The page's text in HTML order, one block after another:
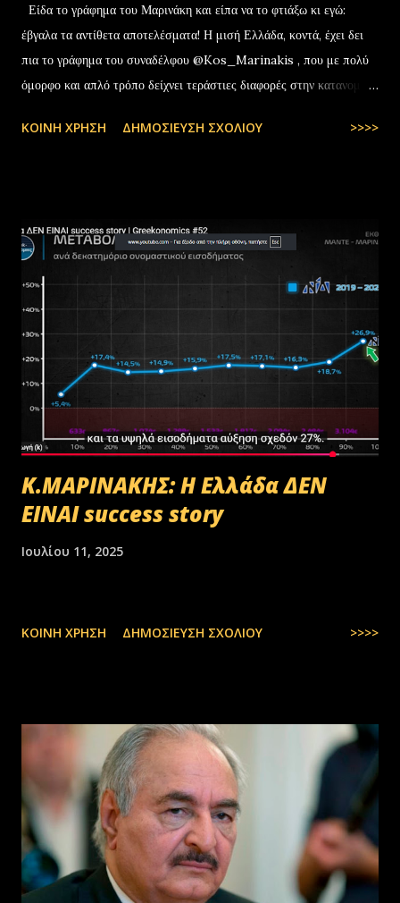
Είδα το γράφημα του Μαρινάκη και είπα να το φτιάξω κι εγώ:
έβγαλα τα αντίθετα αποτελέσματα! Η μισή Ελλάδα, κοντά, έχει δει
πια το γράφημα του συναδέλφου @Kos_Marinakis , που με πολύ
όμορφο και απλό τρόπο δείχνει τεράστιες διαφορές στην κατανομή
— Stefanos Tyros (@StefanosTyros) July 11, 2025
ΚΟΙΝΉ ΧΡΉΣΗ ΔΗΜΟΣΊΕΥΣΗ ΣΧΟΛΊΟΥ >>>>
Κ.ΜΑΡΙΝΑΚΗΣ: Η Ελλάδα ΔΕΝ
ΕΙΝΑΙ success story
Ιουλίου 11, 2025
ΚΟΙΝΉ ΧΡΉΣΗ ΔΗΜΟΣΊΕΥΣΗ ΣΧΟΛΊΟΥ >>>>